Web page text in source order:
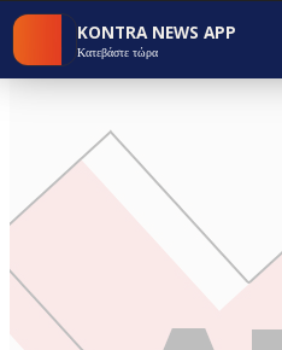
KONTRA NEWS APP
Κατεβάστε τώρα